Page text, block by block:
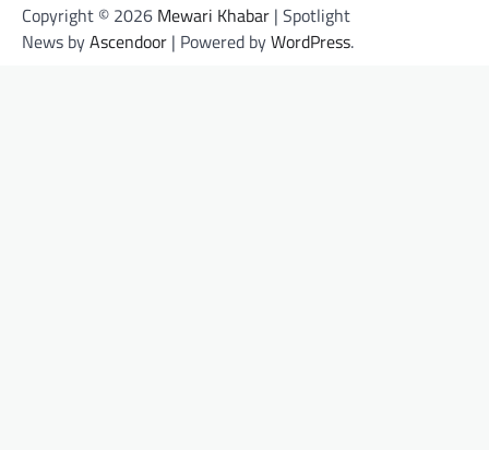
Copyright © 2026 Mewari Khabar | Spotlight
News byAscendoor | Powered byWordPress.